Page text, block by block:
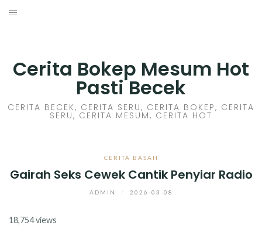
Skip
Cerita Bokep Mesum Hot
Pasti Becek
CERITA BECEK, CERITA SERU, CERITA BOKEP, CERITA
SERU, CERITA MESUM, CERITA HOT
CERITA BASAH
Gairah Seks Cewek Cantik Penyiar Radio
ADMIN 2026-03-08
18,754 views
CERITA SEX HOT
CERITA SKANDAL